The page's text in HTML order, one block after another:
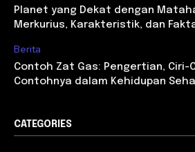
Planet yang Dekat dengan
Merkurius, Karakteristik, dan
Berita
Contoh Zat Gas: Pengertian, Ciri-
Contohnya dalam Kehidupan
CATEGORIES